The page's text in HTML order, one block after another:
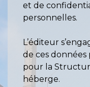
et de
personnelles.
L’éditeur
de ces
pour la
héberge.